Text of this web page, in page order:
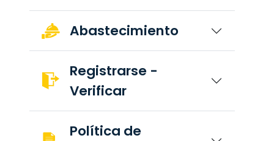
Abastecimiento
Registrarse -
Verificar
Política de